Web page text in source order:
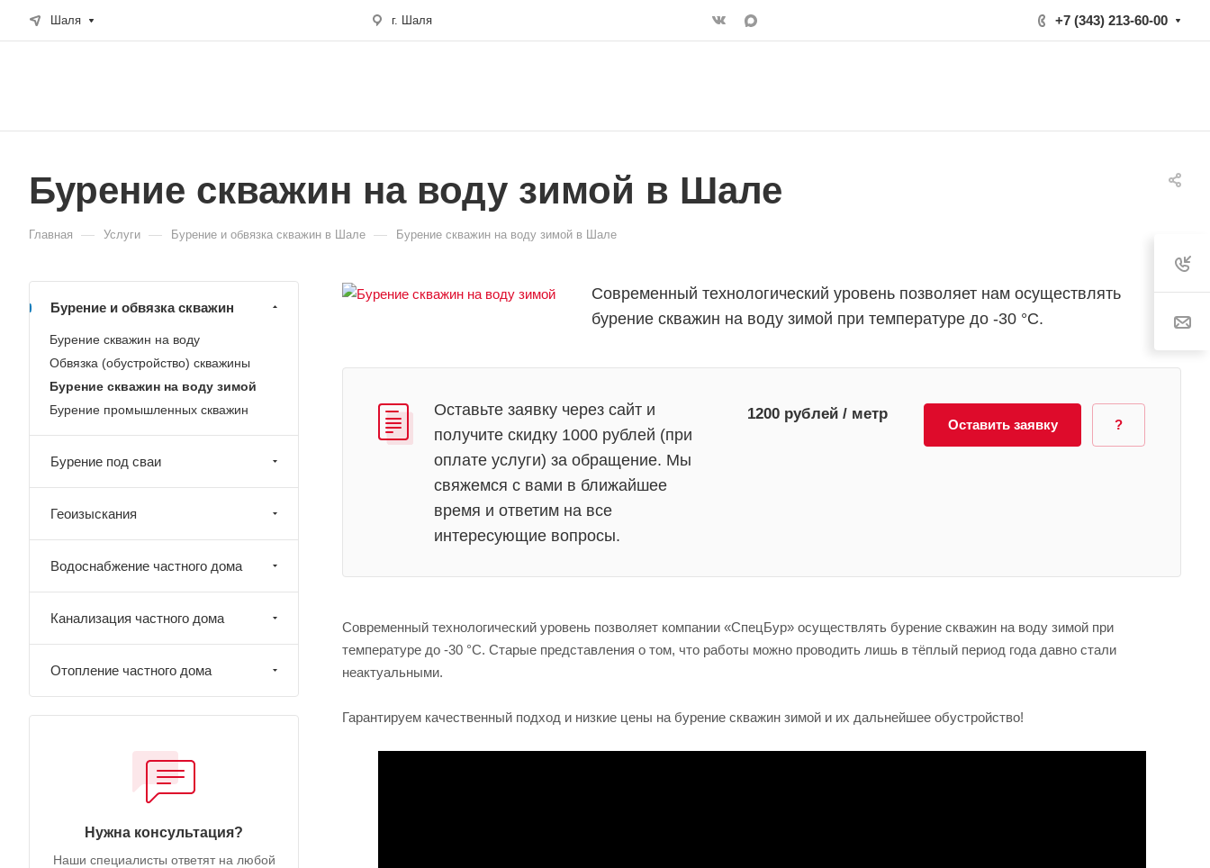
Шаля г. Шаля +7 (343) 213-60-00
Бурение скважин на воду зимой в Шале
Главная — Услуги — Бурение и обвязка скважин в Шале — Бурение скважин на воду зимой в Шале
Современный технологический уровень позволяет нам осуществлять
бурение скважин на воду зимой при температуре до -30 °C.
Оставьте заявку через сайт и
получите скидку 1000 рублей (при
оплате услуги) за обращение. Мы
свяжемся с вами в ближайшее
время и ответим на все
интересующие вопросы.
1200 рублей / метр
Оставить заявку ?
Современный технологический уровень позволяет компании «СпецБур» осуществлять бурение скважин на воду зимой при
температуре до -30 °C. Старые представления о том, что работы можно проводить лишь в тёплый период года давно стали
неактуальными.
Гарантируем качественный подход и низкие цены на бурение скважин зимой и их дальнейшее обустройство!
Бурение и обвязка скважин
Бурение скважин на воду
Обвязка (обустройство) скважины
Бурение скважин на воду зимой
Бурение промышленных скважин
Бурение под сваи
Геоизыскания
Водоснабжение частного дома
Канализация частного дома
Отопление частного дома
Нужна консультация?
Наши специалисты ответят на любой